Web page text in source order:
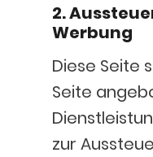
2.
Werbung
Diese Seite
Seite
zur